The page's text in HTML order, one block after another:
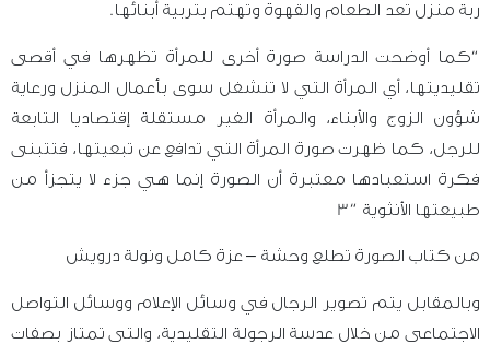
ربة منزل تعد الطعام والقهوة وتهتم بتربية أبنائها.
“كما أوضحت الدراسة صورة أخرى للمرأة تظهرها في أقصى
تقليديتها، أي المرأة التي لا تنشغل سوى بأعمال المنزل ورعاية
شؤون الزوج والأبناء، والمرأة الغير مستقلة إقتصاديا التابعة
للرجل، كما ظهرت صورة المرأة التي تدافع عن تبعيتها، فتتبنى
فكرة استعبادها معتبرة أن الصورة إنما هي جزء لا يتجزأ من
طبيعتها الأنثوية “3
من كتاب الصورة تطلع وحشة–عزة كامل ونولة درويش
وبالمقابل يتم تصوير الرجال في وسائل الإعلام ووسائل التواصل
الاجتماعي من خلال عدسة الرجولة التقليدية، والتي تمتاز بصفات